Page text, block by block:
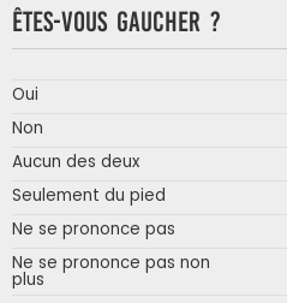
Êtes-vous gaucher ?
Oui
Non
Aucun des deux
Seulement du pied
Ne se prononce pas
Ne se prononce pas non
plus